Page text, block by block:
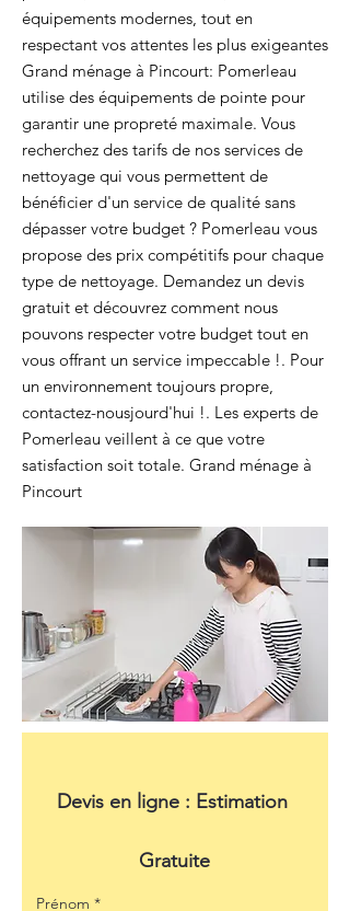
équipements modernes, tout en
respectant vos attentes les plus exigeantes
Grand ménage à Pincourt: Pomerleau
utilise des équipements de pointe pour
garantir une propreté maximale. Vous
recherchez des tarifs de nos services de
nettoyage qui vous permettent de
bénéficier d'un service de qualité sans
dépasser votre budget ? Pomerleau vous
propose des prix compétitifs pour chaque
type de nettoyage. Demandez un devis
gratuit et découvrez comment nous
pouvons respecter votre budget tout en
vous offrant un service impeccable !. Pour
un environnement toujours propre,
contactez-nousjourd'hui !. Les experts de
Pomerleau veillent à ce que votre
satisfaction soit totale. Grand ménage à
Pincourt
Devis en ligne : Estimation
Gratuite
Prénom *